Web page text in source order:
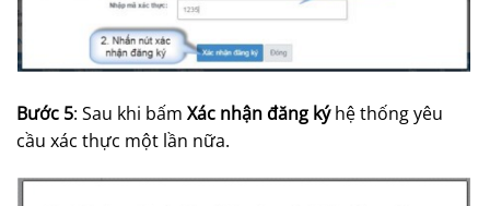
Bước 5: Sau khi bấm Xác nhận đăng kýhệ thống yêu
cầu xác thực một lần nữa.